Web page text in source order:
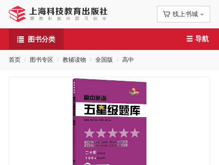
线上书城
图书分类
首
页
导航
首页 图书专区 教辅读物 全国版 高中